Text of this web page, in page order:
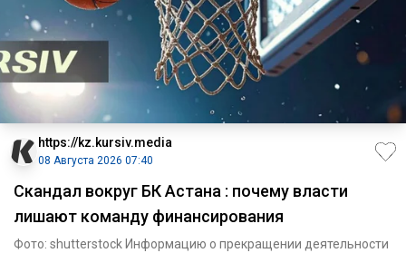
https://kz.kursiv.media
08 Августа 2026 07:40
Скандал вокруг БК Астана : почему власти
лишают команду финансирования
Фото: shutterstock Информацию о прекращении деятельности